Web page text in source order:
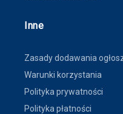
Inne
Zasady dodawania
Warunki korzystania
Polityka prywatności
Polityka płatności